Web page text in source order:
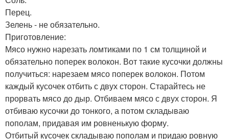
Перец.
Зелень - не обязательно.
Приготовление:
Мясо нужно нарезать ломтиками по 1 см толщиной и
обязательно поперек волокон. Вот такие кусочки должны
получиться: нарезаем мясо поперек волокон. Потом
каждый кусочек отбить с двух сторон. Старайтесь не
прорвать мясо до дыр. Отбиваем мясо с двух сторон. Я
отбиваю кусочки до тонкого, а потом складываю
пополам, придавая им ровненькую форму.
Отбитый кусочек складываю пополам и придаю ровную